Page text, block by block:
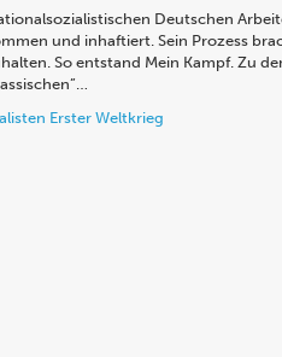
Deutschen
und inhaftiert. Sein Prozess
So entstand Mein Kampf. Zu
Erster Weltkrieg